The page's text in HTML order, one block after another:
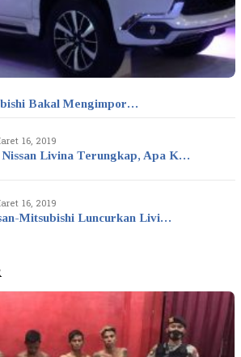
Bakal Mengimpor…
16, 2019
Nissan Livina Terungkap, Apa K…
16, 2019
Mitsubishi Luncurkan Livi…